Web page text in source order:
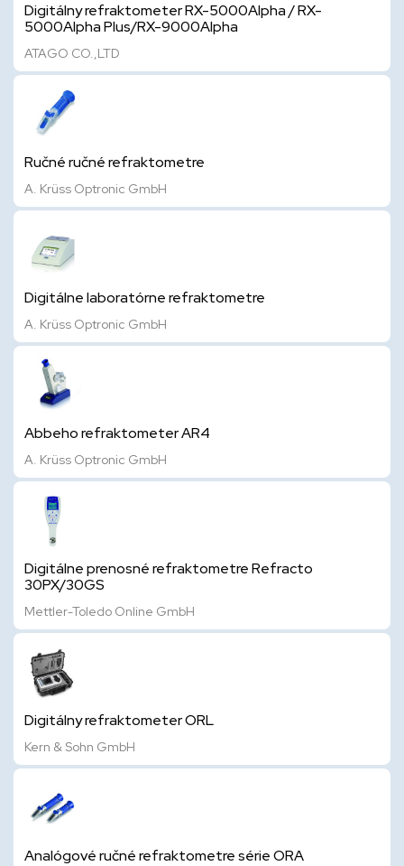
Digitálny refraktometer RX-5000Alpha / RX-
5000Alpha Plus/RX-9000Alpha
ATAGO CO.,LTD
Ručné ručné refraktometre
A. Krüss Optronic GmbH
Digitálne laboratórne refraktometre
A. Krüss Optronic GmbH
Abbeho refraktometer AR4
A. Krüss Optronic GmbH
Digitálne prenosné refraktometre Refracto
30PX/30GS
Mettler-Toledo Online GmbH
Digitálny refraktometer ORL
Kern & Sohn GmbH
Analógové ručné refraktometre série ORA